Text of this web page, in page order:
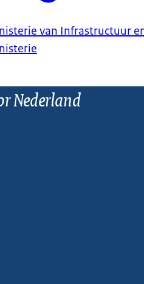
van Infrastructuur
Nederland